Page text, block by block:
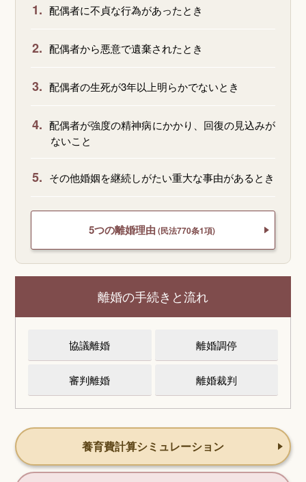
1. 配偶者に不貞な行為があったとき
2. 配偶者から悪意で遺棄されたとき
3. 配偶者の生死が3年以上明らかでないとき
4. 配偶者が強度の精神病にかかり、回復の見込みが
ないこと
5. その他婚姻を継続しがたい重大な事由があるとき
5つの離婚理由 (民法770条1項)
離婚の手続きと流れ
協議離婚 離婚調停
審判離婚 離婚裁判
養育費計算シミュレーション